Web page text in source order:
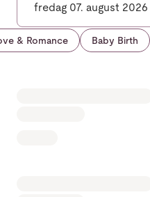
fredag 07. august 2026
& Romance Baby Birth